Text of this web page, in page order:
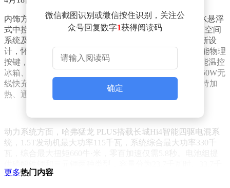
内饰方面，新车采用环抱式座舱布局，配备15.6英寸2.5K悬浮
式中控屏和W-HUD抬头显示系统，搭载Coffee OS 3智慧空间
系统及Coffee GPT大模型。三幅式多功能方向盘经过重新设
计，怀挡式换挡机构得以保留，中控屏下方设有常用功能物理
按键，兼顾科技感与实用性。配置上，车内提供5.4L智能温控
冰箱、12扬声器音响系统（含主驾头枕扬声器）、副驾50W无
线快充、小桌板及露营驱蚊灯等装备，前后排座椅均支持加
热、通风及按摩功能。
动力系统方面，哈弗猛龙 PLUS搭载长城Hi4智能四驱电混系
统，1.5T发动机最大功率115千瓦，系统综合最大功率330千
瓦时和44.7千瓦时三个版本，WLTC工况纯电续航最高191公
微信截图识别或微信按住识别，关注公
众号回复数字1获得阅读码
确定
更多热门内容